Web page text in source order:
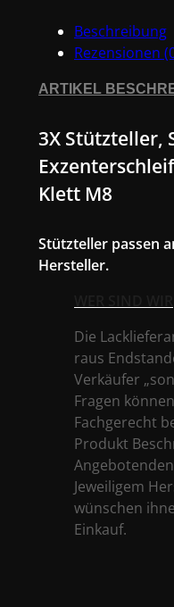
mit
Klett
Menge
Beschreibung
Rezensionen
ARTIKEL
3X Stützteller,
Klett M8
Stützteller passen
Hersteller.
Die
raus
Verkäufer
Fragen
Fachgerecht
Produkt
Jeweiligem
wünschen
Einkauf.